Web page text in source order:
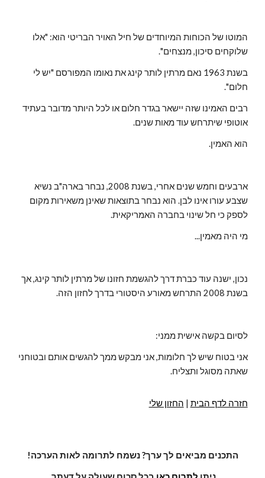
המוטו של הכוחות המיוחדים של חיל האויר הבריטי הוא: "אלו
שלוקחים סיכון, מנצחים".
בשנת 1963 נאם מרתין לותר קינג את נאומו המפורסם "יש לי
חלום".
רבים האמינו שזה יישאר בגדר חלום או לכל היותר מדובר בעתיד
אוטופי שיתרחש עוד מאות שנים.
הוא האמין.
ארבעים וחמש שנים אחרי, בשנת 2008, נבחר בארה"ב נשיא
שצבע עורו אינו לבן. הוא נבחר בתוצאות שאינן משאירות מקום
לספק כי חל שינוי בחברה האמריקאית.
מי היה מאמין...
נכון, ישנה עוד כברת דרך להגשמת חזונו של מרתין לותר קינג, אך
בשנת 2008 התרחש מאורע היסטורי בדרך לחזון הזה.
לסיום בקשה אישית ממני:
אני בטוח שיש לך חלומות, אני מבקש ממך להגשים אותם ובטוחני
שאתה מסוגל ותצליח.
חזרה לדף הבית | החזון שלי
התכנים מביאים לך ערך? נשמח לתרומה לאות הערכה!